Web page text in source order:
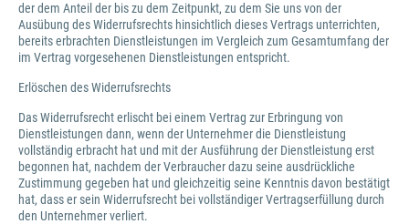
der dem Anteil der bis zu dem Zeitpunkt, zu dem Sie uns von der
Ausübung des Widerrufsrechts hinsichtlich dieses Vertrags unterrichten,
bereits erbrachten Dienstleistungen im Vergleich zum Gesamtumfang der
im Vertrag vorgesehenen Dienstleistungen entspricht.
Erlöschen des Widerrufsrechts
Das Widerrufsrecht erlischt bei einem Vertrag zur Erbringung von
Dienstleistungen dann, wenn der Unternehmer die Dienstleistung
vollständig erbracht hat und mit der Ausführung der Dienstleistung erst
begonnen hat, nachdem der Verbraucher dazu seine ausdrückliche
Zustimmung gegeben hat und gleichzeitig seine Kenntnis davon bestätigt
hat, dass er sein Widerrufsrecht bei vollständiger Vertragserfüllung durch
den Unternehmer verliert.